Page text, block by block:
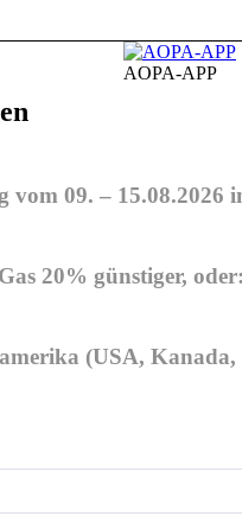
AOPA-APP
09. – 15.08.2026
20% günstiger,
(USA,